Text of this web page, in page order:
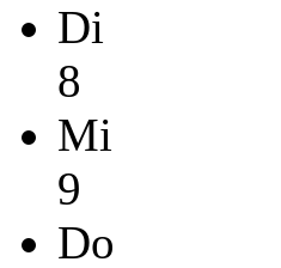
Di
8
Mi
9
Do